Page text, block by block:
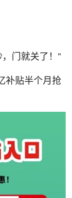
门就关了！”
补贴半个月抢